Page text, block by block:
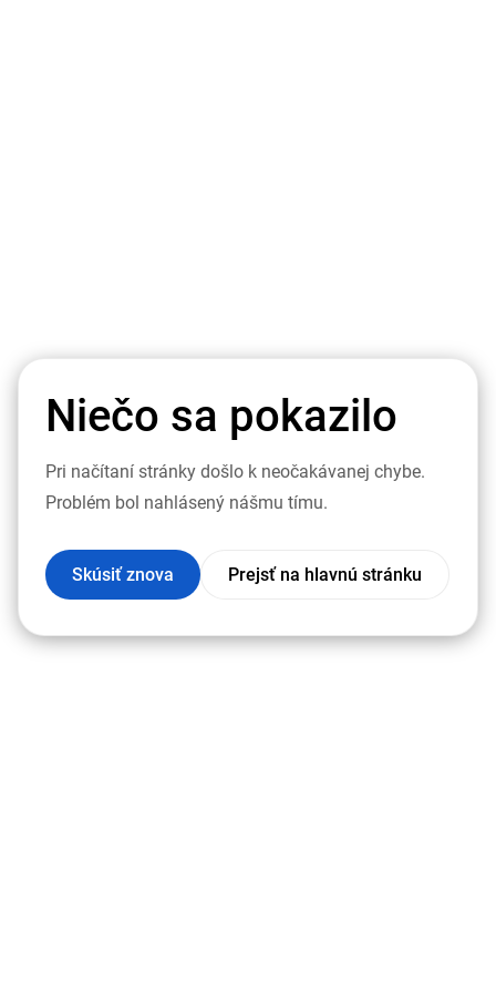
Niečo sa pokazilo
Pri načítaní stránky došlo k neočakávanej chybe.
Problém bol nahlásený nášmu tímu.
Skúsiť znova Prejsť na hlavnú stránku